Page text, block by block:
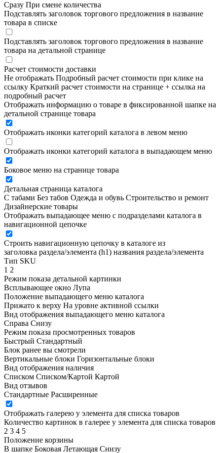
Сразу При смене количества
Подставлять заголовок торгового предложения в название
товара в списке
Подставлять заголовок торгового предложения в название
товара на детальной странице
Расчет стоимости доставки
Не отображать Подробный расчет стоимости при клике на
ссылку Краткий расчет стоимости на странице + ссылка на
подробный расчет
Отображать информацию о товаре в фиксированной шапке на
детальной странице товара
Отображать иконки категорий каталога в левом меню
Отображать иконки категорий каталога в выпадающем меню
Боковое меню на странице товара
Детальная страница каталога
С табами Без табов Одежда и обувь Строительство и ремонт
Дизайнерские товары
Отображать выпадающее меню с подразделами каталога в
навигационной цепочке
Строить навигационную цепочку в каталоге из
заголовка раздела/элемента (h1) названия раздела/элемента
Тип SKU
1 2
Режим показа детальной картинки
Всплывающее окно Лупа
Положение выпадающего меню каталога
Прижато к верху На уровне активной ссылки
Вид отображения выпадающего меню каталога
Справа Снизу
Режим показа просмотренных товаров
Быстрый Стандартный
Блок ранее вы смотрели
Вертикальные блоки Горизонтальные блоки
Вид отображения наличия
Списком Списком/Картой Картой
Вид отзывов
Стандартные Расширенные
Отображать галерею у элемента для списка товаров
Количество картинок в галерее у элемента для списка товаров
2 3 4 5
Положение корзины
В шапке Боковая Летающая Снизу